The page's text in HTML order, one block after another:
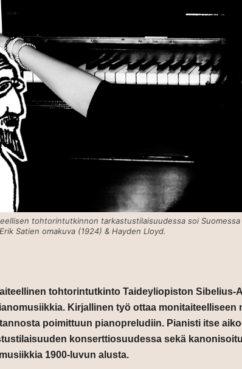
tohtorintutkinnon tarkastustilaisuudessa soi
Satien omakuva (1924) & Hayden Lloyd.
tohtorintutkinto Taideyliopiston Sibelius-
Kirjallinen työ ottaa monitaiteelliseen
poimittuun pianopreludiin. Pianisti itse
konserttiosuudessa sekä
1900-luvun alusta.